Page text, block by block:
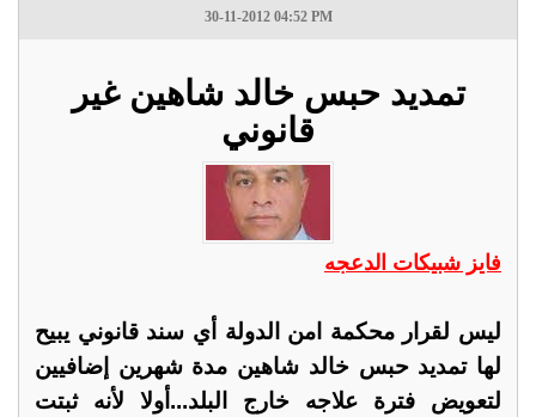
30-11-2012 04:52 PM
تمديد حبس خالد شاهين غير
قانوني
فايز شبيكات الدعجه
ليس لقرار محكمة امن الدولة أي سند قانوني يبيح
لها تمديد حبس خالد شاهين مدة شهرين إضافيين
لتعويض فترة علاجه خارج البلد...أولا لأنه ثبتت